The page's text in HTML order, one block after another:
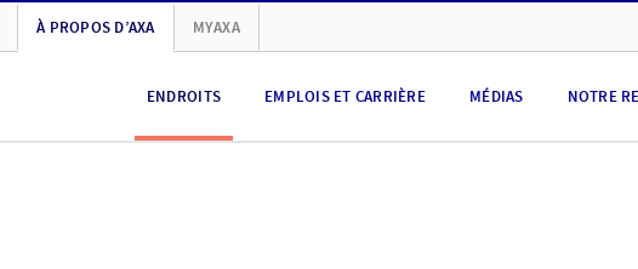
À PROPOS D’AXA MYAXA
ENDROITS EMPLOIS ET CARRIÈRE MÉDIAS NOTRE